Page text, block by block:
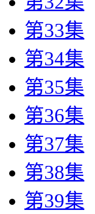
第33集
第34集
第35集
第36集
第37集
第38集
第39集